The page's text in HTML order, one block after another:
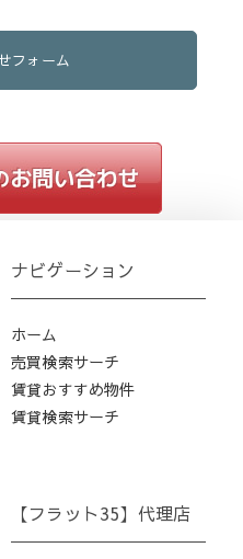
フォーム
ナビゲーション
ホーム
売買検索サーチ
賃貸おすすめ物件
賃貸検索サーチ
【フラット35】代理店